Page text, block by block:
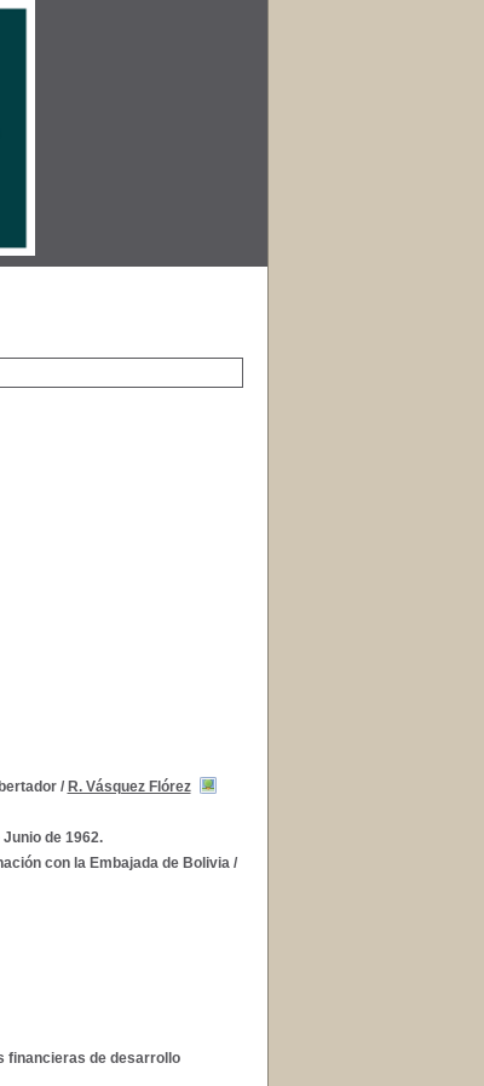
/ R. Vásquez Flórez
de 1962.
con la Embajada de Bolivia/
financieras de desarrollo